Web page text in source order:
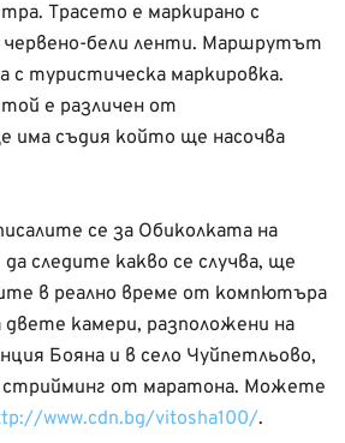
Трасето е маркирано с
червено-бели ленти. Маршрутът
с туристическа маркировка.
е различен от
има съдия който ще насочва
се за Обиколката на
следите какво се случва, ще
в реално време от компютъра
двете камери, разположени на
Бояна и в село Чуйпетльово,
стрийминг от маратона. Можете
www.cdn.bg/vitosha100/.